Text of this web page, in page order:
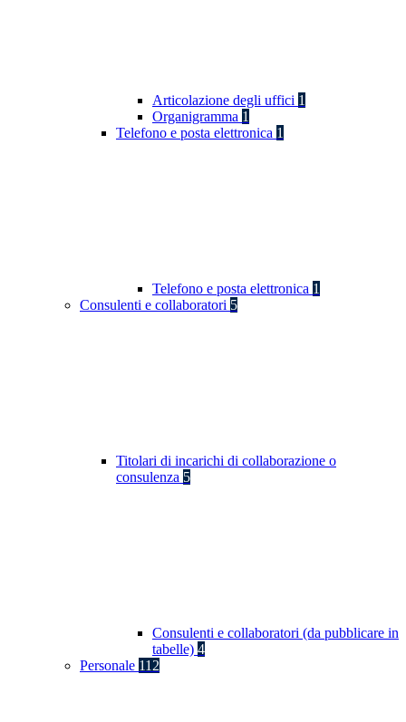
Articolazione degli uffici 1
Organigramma 1
Telefono e posta elettronica 1
Telefono e posta elettronica 1
Consulenti e collaboratori 5
Titolari di incarichi di collaborazione o
consulenza 5
Consulenti e collaboratori (da pubblicare in
tabelle) 4
Personale 112